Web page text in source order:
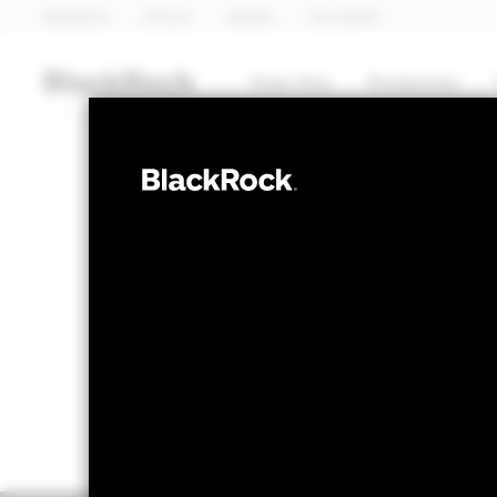
OBLIGATIES
BGF Asia